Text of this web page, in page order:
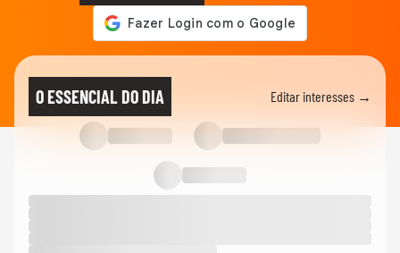
O ESSENCIAL DO DIA Editar interesses →